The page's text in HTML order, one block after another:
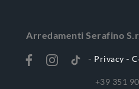
Arredamenti Serafino
- Privacy -
+39 351